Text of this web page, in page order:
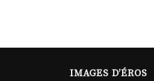
IMAGES D’ÉROS